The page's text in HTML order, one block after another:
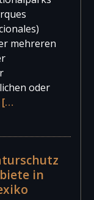
mehreren
oder
[…
in